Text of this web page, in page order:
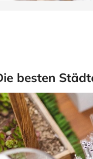
besten